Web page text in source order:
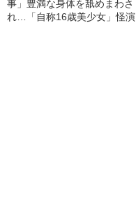
事」豊満な身体を舐めまわさ
れ…「自称16歳美少女」怪演